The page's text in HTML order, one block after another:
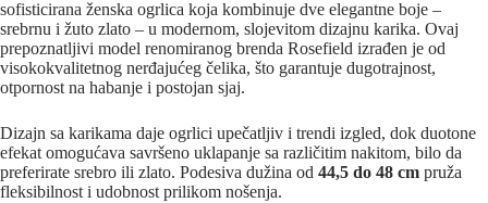
sofisticirana ženska ogrlica koja kombinuje dve elegantne boje –
srebrnu i žuto zlato – u modernom, slojevitom dizajnu karika. Ovaj
prepoznatljivi model renomiranog brenda Rosefield izrađen je od
visokokvalitetnog nerđajućeg čelika, što garantuje dugotrajnost,
otpornost na habanje i postojan sjaj.
Dizajn sa karikama daje ogrlici upečatljiv i trendi izgled, dok duotone
efekat omogućava savršeno uklapanje sa različitim nakitom, bilo da
preferirate srebro ili zlato. Podesiva dužina od 44,5 do 48 cm pruža
fleksibilnost i udobnost prilikom nošenja.